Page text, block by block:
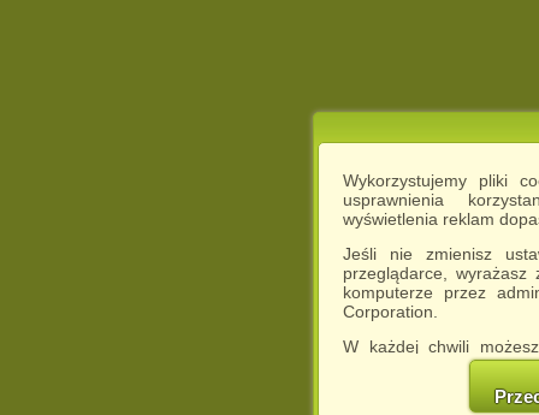
Wykorzystujemy pliki
usprawnienia
wyświetlenia reklam
Jeśli nie zmienisz
przeglądarce,
komputerze przez
Corporation.
W każdej chwili
cookies w swojej
w naszej
http://chomikuj.pl/